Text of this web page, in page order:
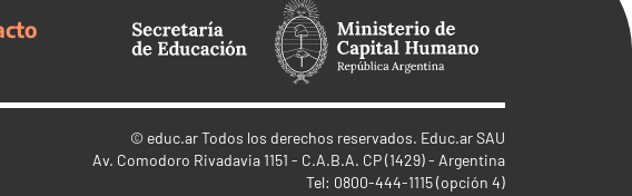
© educ.arTodos los derechos reservados. Educ.ar SAU
Av. Comodoro Rivadavia 1151 - C.A.B.A. CP (1429) - Argentina
Tel: 0800-444-1115 (opción 4)